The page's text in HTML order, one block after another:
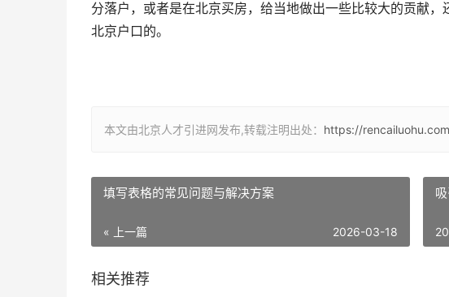
分落户，或者是在北京买房，给当地做出一些比较大的贡献
北京户口的。
本文由北京人才引进网发布,转载注明出处： https://
填写表格的常见问题与解决方案
« 上一篇 2026-03-18
相关推荐